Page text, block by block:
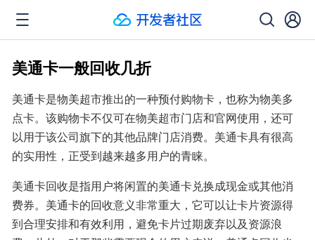
美通卡一般回收几折
美通卡是物美超市推出的一种预付购物卡，也称为物美多
点卡。该购物卡不仅可在物美超市门店和官网使用，还可
以用于该公司旗下的其他品牌门店消费。美通卡具有很高
的实用性，正受到越来越多用户的青睐。
美通卡回收是指用户将闲置的美通卡兑换成现金或其他消
费券。美通卡的回收意义非常重大，它可以让卡片资源得
到合理安排和有效利用，避免卡片过期废弃以及资源浪